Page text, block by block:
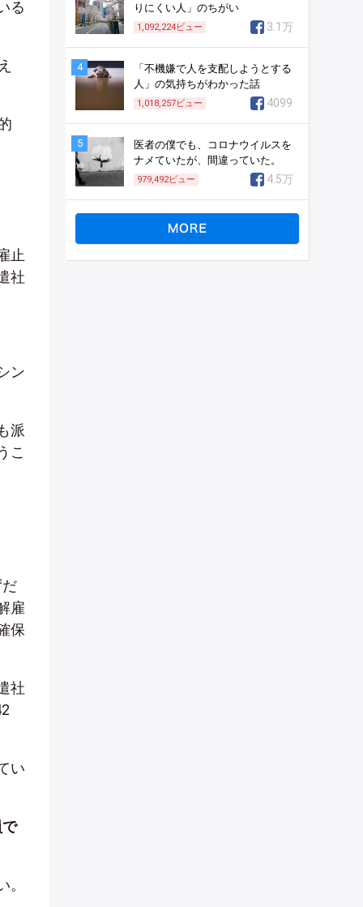
る
止
社
ン
派
こ
雇
保
社
い
りにくい人」のちがい
1,092,224ビュー 3.1万
4
「不機嫌で人を支配しようとする
人」の気持ちがわかった話
1,018,257ビュー 4099
5
医者の僕でも、コロナウイルスを
ナメていたが、間違っていた。
979,492ビュー 4.5万